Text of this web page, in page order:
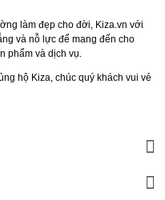
làm đẹp cho đời, Kiza.vn với
và nỗ lực để mang đến cho
phẩm và dịch vụ.
hộ Kiza, chúc quý khách vui vẻ